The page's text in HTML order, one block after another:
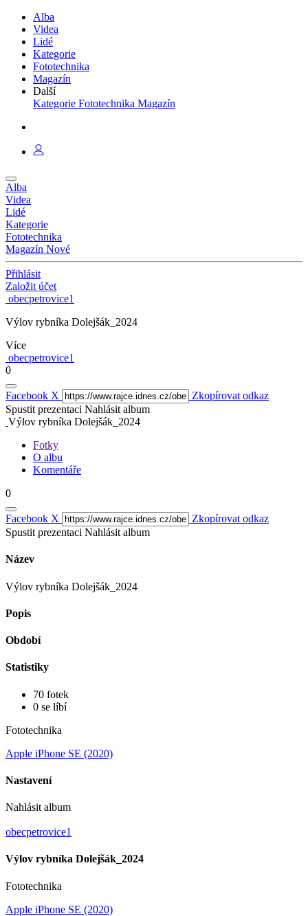
Alba
Videa
Lidé
Kategorie
Fototechnika
Magazín
Další
Kategorie Fototechnika Magazín
Alba
Videa
Lidé
Kategorie
Fototechnika
Magazín Nové
Přihlásit
Založit účet
obecpetrovice1
Výlov rybníka Dolejšák_2024
Více
obecpetrovice1
0
Facebook X
Zkopírovat odkaz
Spustit prezentaci Nahlásit album
Výlov rybníka Dolejšák_2024
Fotky
O albu
Komentáře
0
Facebook X
Zkopírovat odkaz
Spustit prezentaci Nahlásit album
Název
Výlov rybníka Dolejšák_2024
Popis
Období
Statistiky
70 fotek
0 se líbí
Fototechnika
Apple iPhone SE (2020)
Nastavení
Nahlásit album
obecpetrovice1
Výlov rybníka Dolejšák_2024
Fototechnika
Apple iPhone SE (2020)